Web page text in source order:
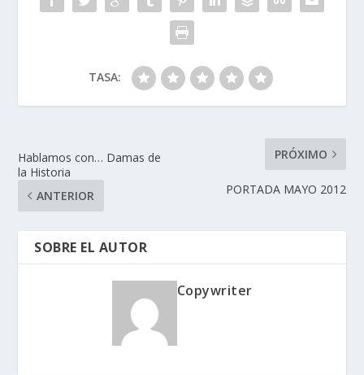
TASA:
Hablamos con… Damas de
la Historia
ANTERIOR
PRÓXIMO
PORTADA MAYO 2012
SOBRE EL AUTOR
Copywriter